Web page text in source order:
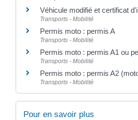
Véhicule modifié et certificat
Transports - Mobilité
Permis moto : permis A
Transports - Mobilité
Permis moto : permis A1 ou
Transports - Mobilité
Permis moto : permis A2
Transports - Mobilité
Pour en savoir plus